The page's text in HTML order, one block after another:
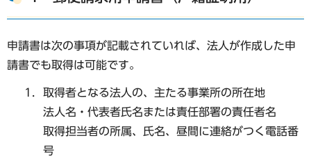
申請書は次の事項が記載されていれば、法人が作成した申
請書でも取得は可能です。
取得者となる法人の、主たる事業所の所在地
法人名・代表者氏名または責任部署の責任者名
取得担当者の所属、氏名、昼間に連絡がつく電話番
号